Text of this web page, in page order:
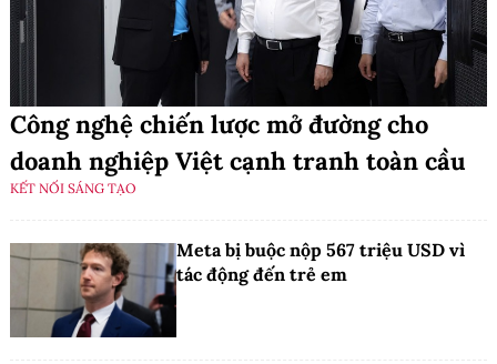
Công nghệ chiến lược mở đường cho
doanh nghiệp Việt cạnh tranh toàn cầu
KẾT NỐI SÁNG TẠO
Meta bị buộc nộp 567 triệu USD vì
tác động đến trẻ em